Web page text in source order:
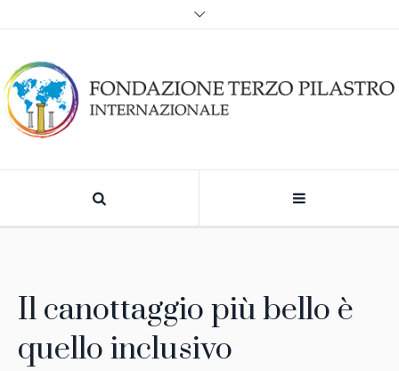
Il canottaggio più bello è
quello inclusivo